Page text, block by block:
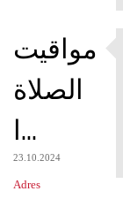
مواقيت
الصلاة
ا...
23.10.2024
Adres